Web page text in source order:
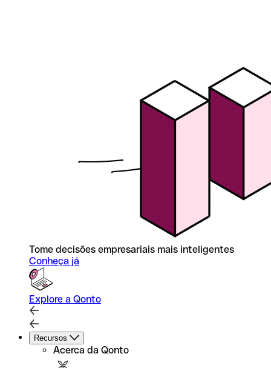
Tome decisões empresariais mais inteligentes
Conheça já
Explore a Qonto
Recursos
Acerca da Qonto